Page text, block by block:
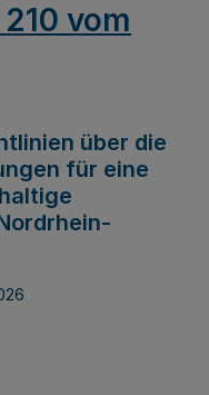
vom
über die
für eine